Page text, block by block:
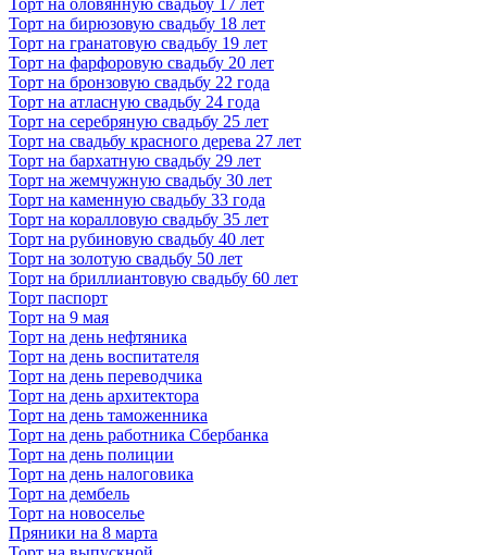
Торт на оловянную свадьбу 17 лет
Торт на бирюзовую свадьбу 18 лет
Торт на гранатовую свадьбу 19 лет
Торт на фарфоровую свадьбу 20 лет
Торт на бронзовую свадьбу 22 года
Торт на атласную свадьбу 24 года
Торт на серебряную свадьбу 25 лет
Торт на свадьбу красного дерева 27 лет
Торт на бархатную свадьбу 29 лет
Торт на жемчужную свадьбу 30 лет
Торт на каменную свадьбу 33 года
Торт на коралловую свадьбу 35 лет
Торт на рубиновую свадьбу 40 лет
Торт на золотую свадьбу 50 лет
Торт на бриллиантовую свадьбу 60 лет
Торт паспорт
Торт на 9 мая
Торт на день нефтяника
Торт на день воспитателя
Торт на день переводчика
Торт на день архитектора
Торт на день таможенника
Торт на день работника Сбербанка
Торт на день полиции
Торт на день налоговика
Торт на дембель
Торт на новоселье
Пряники на 8 марта